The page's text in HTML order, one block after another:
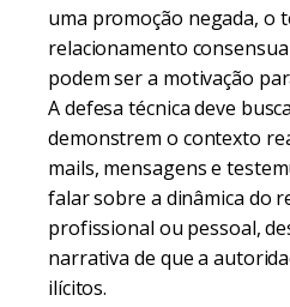
uma promoção negada, o
relacionamento
podem ser a motivação
A defesa técnica deve
demonstrem o contexto
mails, mensagens e
falar sobre a dinâmica do
profissional ou pessoal,
narrativa de que a
ilícitos.